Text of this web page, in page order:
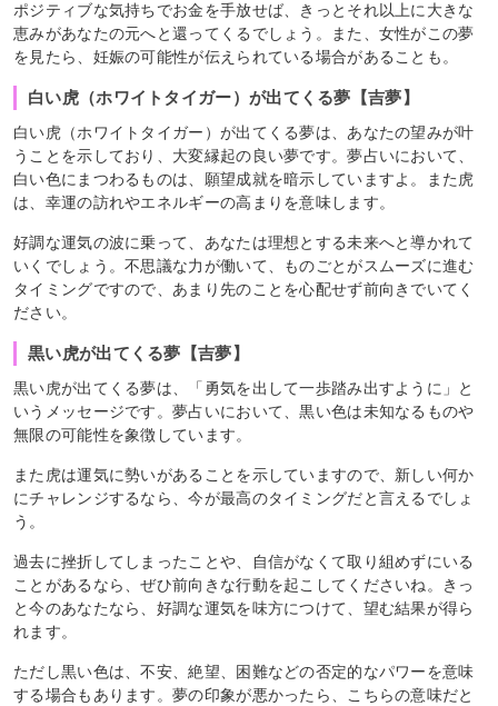
ポジティブな気持ちでお金を手放せば、きっとそれ以上に大きな
恵みがあなたの元へと還ってくるでしょう。また、女性がこの夢
を見たら、妊娠の可能性が伝えられている場合があることも。
白い虎（ホワイトタイガー）が出てくる夢【吉夢】
白い虎（ホワイトタイガー）が出てくる夢は、あなたの望みが叶
うことを示しており、大変縁起の良い夢です。夢占いにおいて、
白い色にまつわるものは、願望成就を暗示していますよ。また虎
は、幸運の訪れやエネルギーの高まりを意味します。
好調な運気の波に乗って、あなたは理想とする未来へと導かれて
いくでしょう。不思議な力が働いて、ものごとがスムーズに進む
タイミングですので、あまり先のことを心配せず前向きでいてく
ださい。
黒い虎が出てくる夢【吉夢】
黒い虎が出てくる夢は、「勇気を出して一歩踏み出すように」と
いうメッセージです。夢占いにおいて、黒い色は未知なるものや
無限の可能性を象徴しています。
また虎は運気に勢いがあることを示していますので、新しい何か
にチャレンジするなら、今が最高のタイミングだと言えるでしょ
う。
過去に挫折してしまったことや、自信がなくて取り組めずにいる
ことがあるなら、ぜひ前向きな行動を起こしてくださいね。きっ
と今のあなたなら、好調な運気を味方につけて、望む結果が得ら
れます。
ただし黒い色は、不安、絶望、困難などの否定的なパワーを意味
する場合もあります。夢の印象が悪かったら、こちらの意味だと